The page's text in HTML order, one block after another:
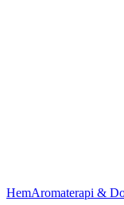
HemAromaterapi &